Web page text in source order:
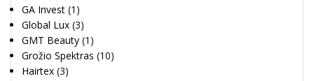
GA Invest (1)
Global Lux (3)
GMT Beauty (1)
Grožio Spektras (10)
Hairtex (3)